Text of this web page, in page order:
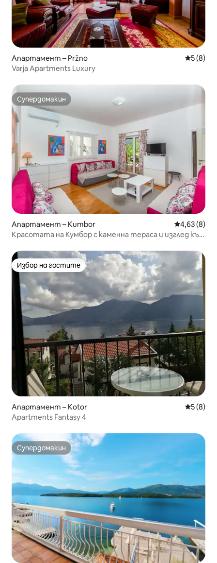
Апартамент – Pržno Средна
5 (8)
Varja Apartments Luxury
Супердомакин
Супердомакин
Апартамент – Kumbor Средна
4,63 (8)
Красотата на Кумбор с каменна тераса и изглед към
Избор на гостите
Избор на гостите
Апартамент – Kotor Средна
5 (8)
Apartments Fantasy 4
Супердомакин
Супердомакин